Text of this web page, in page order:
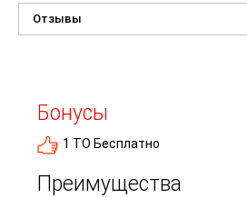
Отзывы
Бонусы
1 ТО Бесплатно
Преимущества